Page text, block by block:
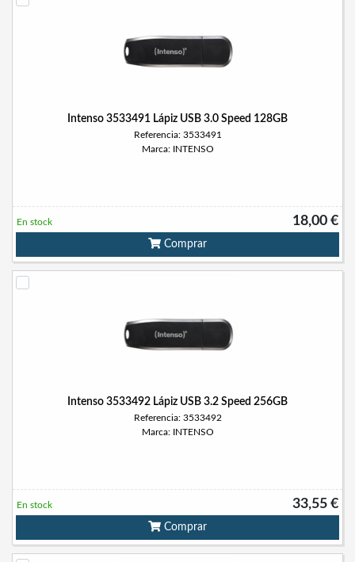
Intenso 3533491 Lápiz USB 3.0 Speed 128GB
Referencia: 3533491
Marca: INTENSO
18,00 €
En stock
Comprar
Intenso 3533492 Lápiz USB 3.2 Speed 256GB
Referencia: 3533492
Marca: INTENSO
33,55 €
En stock
Comprar